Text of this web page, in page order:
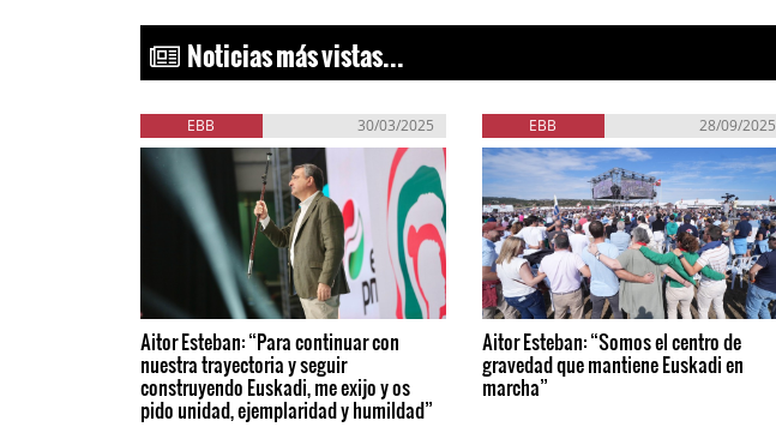
Noticias más vistas...
EBB 30/03/2025
Aitor Esteban: “Para continuar con
nuestra trayectoria y seguir
construyendo Euskadi, me exijo y os
pido unidad, ejemplaridad y humildad”
EBB 28/09/2025
Aitor Esteban: “Somos el centro de
gravedad que mantiene Euskadi en
marcha”